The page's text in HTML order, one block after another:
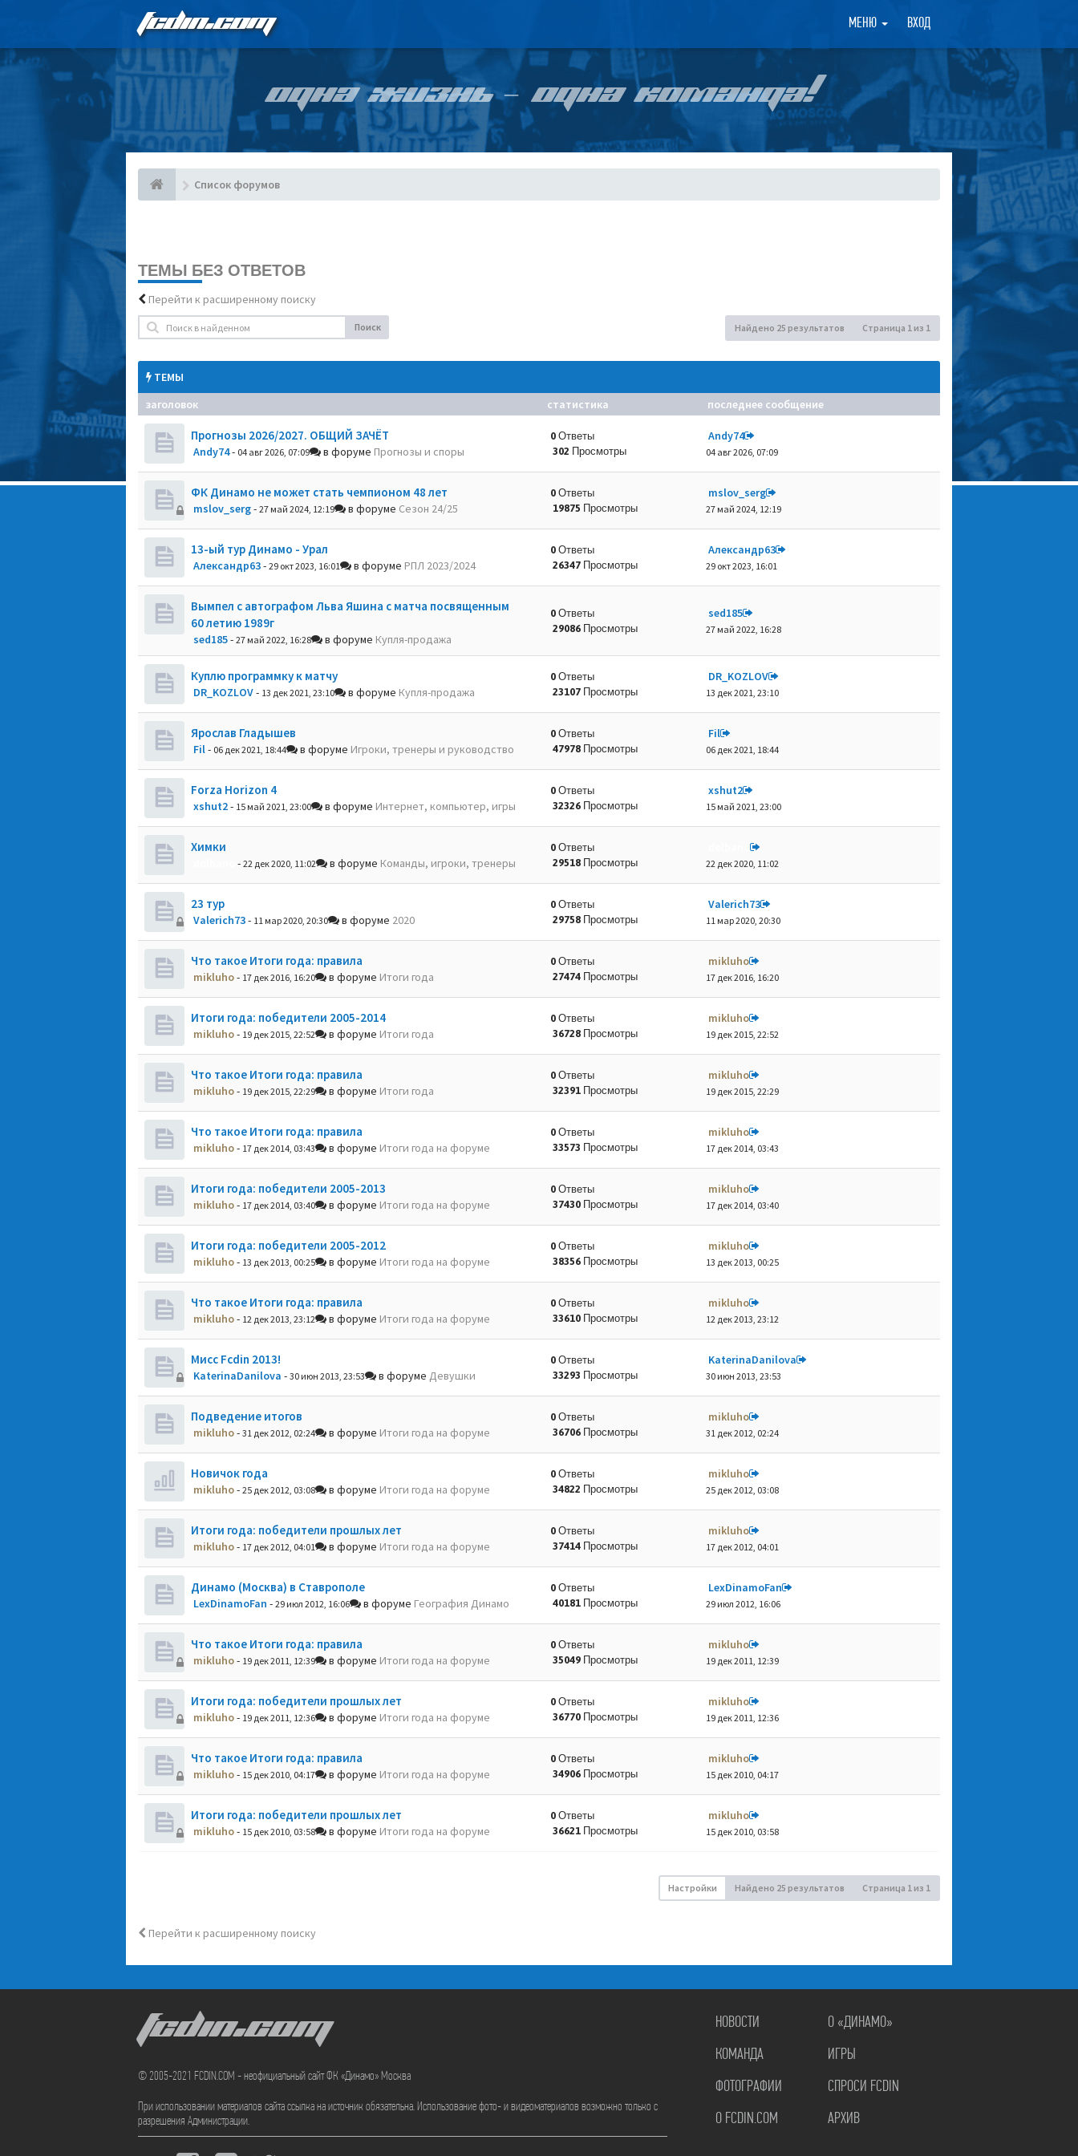
FCDIN.COM МЕНЮ ВХОД ×
ОДНА ЖИЗНЬ – ОДНА КОМАНДА!
Список форумов
ТЕМЫ БЕЗ ОТВЕТОВ
Перейти к расширенному поиску
Поиск Найдено 25 результатов Страница 1из 1
ТЕМЫ
заголовок
статистика последнее сообщение
Прогнозы 2026/2027. ОБЩИЙ ЗАЧЁТ
Andy74- 04 авг 2026, 07:09 в форуме Прогнозы и споры
0 Ответы
302 Просмотры
Andy74
04 авг 2026, 07:09
ФК Динамо не может стать чемпионом 48 лет
mslov_serg- 27 май 2024, 12:19 в форуме Сезон 24/25
0 Ответы
19875 Просмотры
mslov_serg
27 май 2024, 12:19
13-ый тур Динамо - Урал
Александр63- 29 окт 2023, 16:01 в форуме РПЛ 2023/2024
0 Ответы
26347 Просмотры
Александр63
29 окт 2023, 16:01
Вымпел с автографом Льва Яшина с матча посвященным
60 летию 1989г
sed185- 27 май 2022, 16:28 в форуме Купля-продажа
0 Ответы
29086 Просмотры
sed185
27 май 2022, 16:28
Куплю программку к матчу
DR_KOZLOV- 13 дек 2021, 23:10 в форуме Купля-продажа
0 Ответы
23107 Просмотры
DR_KOZLOV
13 дек 2021, 23:10
Ярослав Гладышев
Fil- 06 дек 2021, 18:44 в форуме Игроки, тренеры и руководство
0 Ответы
47978 Просмотры
Fil
06 дек 2021, 18:44
Forza Horizon 4
xshut2- 15 май 2021, 23:00 в форуме Интернет, компьютер, игры
0 Ответы
32326 Просмотры
xshut2
15 май 2021, 23:00
Химки
- 22 дек 2020, 11:02 в форуме Команды, игроки, тренеры
0 Ответы
29518 Просмотры
22 дек 2020, 11:02
23 тур
Valerich73- 11 мар 2020, 20:30 в форуме 2020
0 Ответы
29758 Просмотры
Valerich73
11 мар 2020, 20:30
Что такое Итоги года: правила
mikluho- 17 дек 2016, 16:20 в форуме Итоги года
0 Ответы
27474 Просмотры
mikluho
17 дек 2016, 16:20
Итоги года: победители 2005-2014
mikluho- 19 дек 2015, 22:52 в форуме Итоги года
0 Ответы
36728 Просмотры
mikluho
19 дек 2015, 22:52
Что такое Итоги года: правила
mikluho- 19 дек 2015, 22:29 в форуме Итоги года
0 Ответы
32391 Просмотры
mikluho
19 дек 2015, 22:29
Что такое Итоги года: правила
mikluho- 17 дек 2014, 03:43 в форуме Итоги года на форуме
0 Ответы
33573 Просмотры
mikluho
17 дек 2014, 03:43
Итоги года: победители 2005-2013
mikluho- 17 дек 2014, 03:40 в форуме Итоги года на форуме
0 Ответы
37430 Просмотры
mikluho
17 дек 2014, 03:40
Итоги года: победители 2005-2012
mikluho- 13 дек 2013, 00:25 в форуме Итоги года на форуме
0 Ответы
38356 Просмотры
mikluho
13 дек 2013, 00:25
Что такое Итоги года: правила
mikluho- 12 дек 2013, 23:12 в форуме Итоги года на форуме
0 Ответы
33610 Просмотры
mikluho
12 дек 2013, 23:12
Мисс Fcdin 2013!
KaterinaDanilova - 30 июн 2013, 23:53 в форуме Девушки
0 Ответы
33293 Просмотры
KaterinaDanilova
30 июн 2013, 23:53
Подведение итогов
mikluho- 31 дек 2012, 02:24 в форуме Итоги года на форуме
0 Ответы
36706 Просмотры
mikluho
31 дек 2012, 02:24
Новичок года
mikluho- 25 дек 2012, 03:08 в форуме Итоги года на форуме
0 Ответы
34822 Просмотры
mikluho
25 дек 2012, 03:08
Итоги года: победители прошлых лет
mikluho- 17 дек 2012, 04:01 в форуме Итоги года на форуме
0 Ответы
37414 Просмотры
mikluho
17 дек 2012, 04:01
Динамо (Москва) в Ставрополе
LexDinamoFan - 29 июл 2012, 16:06 в форуме География Динамо
0 Ответы
40181 Просмотры
LexDinamoFan
29 июл 2012, 16:06
Что такое Итоги года: правила
mikluho- 19 дек 2011, 12:39 в форуме Итоги года на форуме
0 Ответы
35049 Просмотры
mikluho
19 дек 2011, 12:39
Итоги года: победители прошлых лет
mikluho- 19 дек 2011, 12:36 в форуме Итоги года на форуме
0 Ответы
36770 Просмотры
mikluho
19 дек 2011, 12:36
Что такое Итоги года: правила
mikluho- 15 дек 2010, 04:17 в форуме Итоги года на форуме
0 Ответы
34906 Просмотры
mikluho
15 дек 2010, 04:17
Итоги года: победители прошлых лет
mikluho- 15 дек 2010, 03:58 в форуме Итоги года на форуме
0 Ответы
36621 Просмотры
mikluho
15 дек 2010, 03:58
Настройки Найдено 25 результатов Страница 1из 1
Перейти к расширенному поиску
FCDIN.COM
© 2005-2021 FCDIN.COM - неофициальный сайт ФК «Динамо» Москва
При использовании материалов сайта ссылка на источник обязательна. Использование фото- и видеоматериалов возможно только с
разрешения Администрации.
НОВОСТИ
О «ДИНАМО»
КОМАНДА
ИГРЫ
ФОТОГРАФИИ
СПРОСИ FCDIN
О FCDIN.COM
АРХИВ